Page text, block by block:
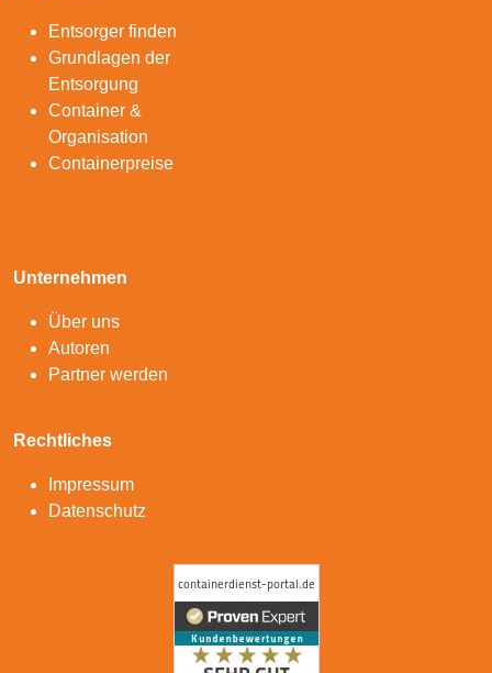
Entsorger finden
Grundlagen der
Entsorgung
Container &
Organisation
Containerpreise
Unternehmen
Über uns
Autoren
Partner werden
Rechtliches
Impressum
Datenschutz